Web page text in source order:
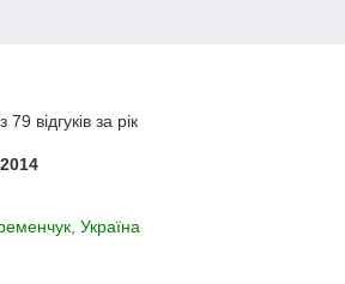
відгуків за рік
Україна